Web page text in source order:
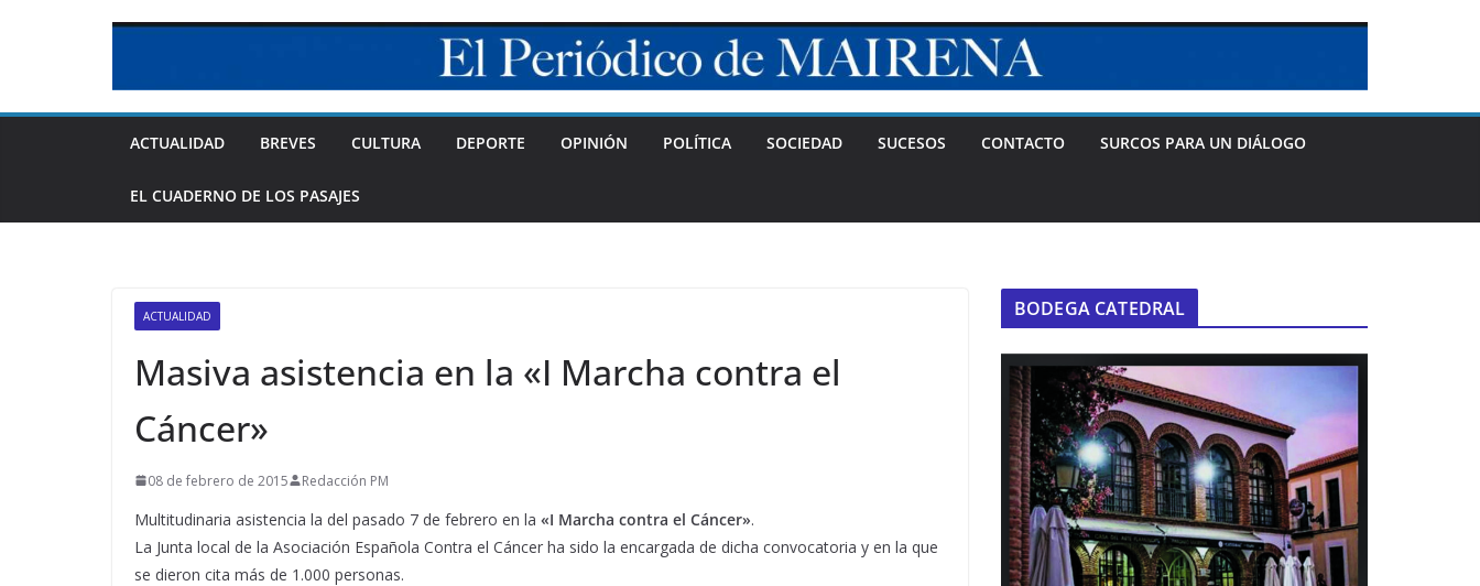
ACTUALIDAD BREVES CULTURA DEPORTE OPINIÓN POLÍTICA SOCIEDAD SUCESOS CONTACTO SURCOS PARA UN DIÁLOGO
EL CUADERNO DE LOS PASAJES
ACTUALIDAD
Masiva asistencia en la «I Marcha contra el
Cáncer»
08 de febrero de 2015 Redacción PM
Multitudinaria asistencia la del pasado 7 de febrero en la «I Marcha contra el Cáncer».
La Junta local de la Asociación Española Contra el Cáncer ha sido la encargada de dicha convocatoria y en la que
se dieron cita más de 1.000 personas.
BODEGA CATEDRAL